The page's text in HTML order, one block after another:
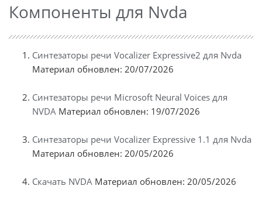
Компоненты для Nvda
Синтезаторы речи Vocalizer Expressive2 для Nvda
Материал обновлен: 20/07/2026
Синтезаторы речи Microsoft Neural Voices для
NVDA Материал обновлен: 19/07/2026
Синтезаторы речи Vocalizer Expressive 1.1 для Nvda
Материал обновлен: 20/05/2026
Скачать NVDA Материал обновлен: 20/05/2026